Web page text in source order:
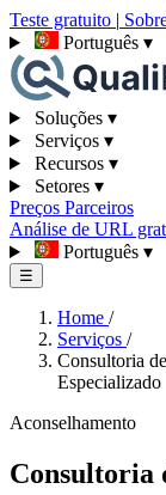
Teste gratuito |
Português ▾
Soluções ▾
Serviços ▾
Recursos ▾
Setores ▾
Preços Parceiros
Análise de URL
Português ▾
☰
Home /
Serviços /
Consultoria
Especializado
Aconselhamento
Consultoria